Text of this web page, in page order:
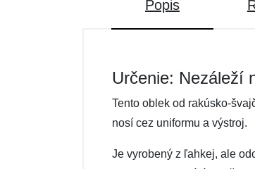
Popis
Určenie: Nezáleží
Tento oblek od rakúsko-
nosí cez uniformu a výstroj.
Je vyrobený z ľahkej, ale